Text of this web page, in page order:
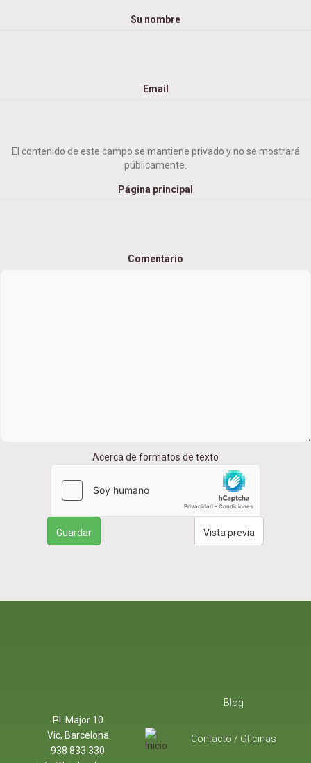
Su nombre
Email
El contenido de este campo se mantiene privado y no se mostrará
públicamente.
Página principal
Comentario
Acerca de formatos de texto
Guardar Vista previa
Pl. Major 10
Vic, Barcelona
938 833 330
Blog
Contacto / Oficinas